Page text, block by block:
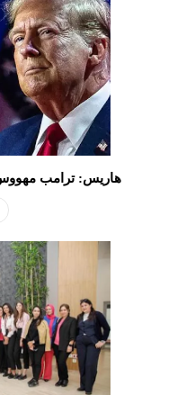
هاريس: ترامب مهووس